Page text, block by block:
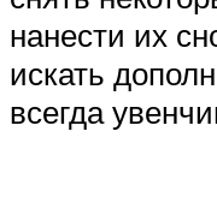
нанести их
искать
всегда